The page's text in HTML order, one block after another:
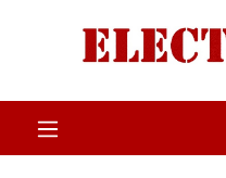
Zum Hauptinhalt springen